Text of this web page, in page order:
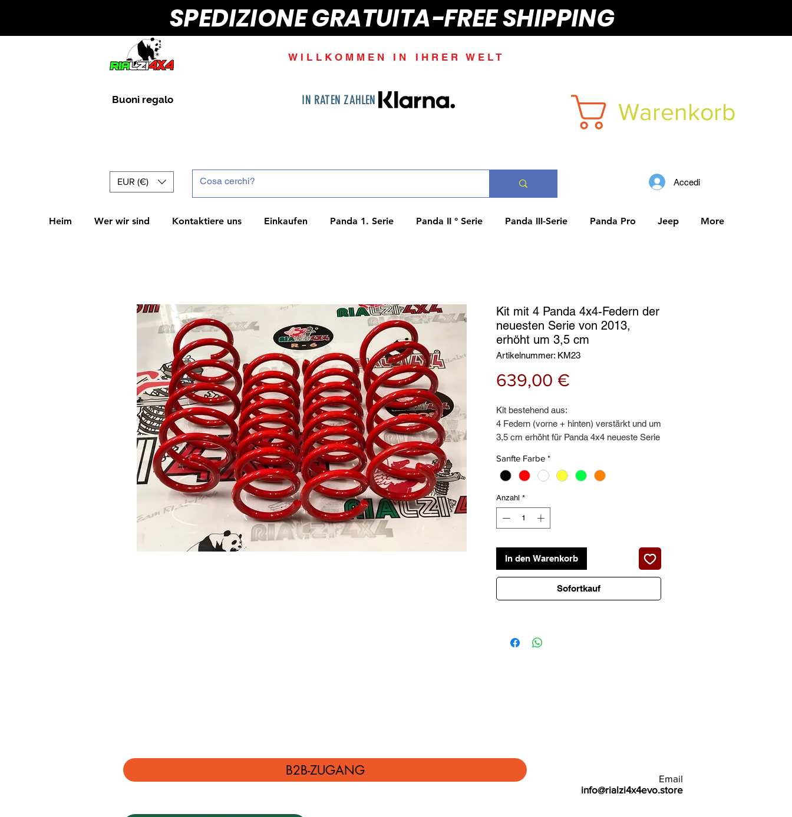
SPEDIZIONE GRATUITA-FREE SHIPPING
Buoni regalo
WILLKOMMEN IN IHRER WELT
IN RATEN ZAHLEN Warenkorb
EUR (€) Accedi
Heim Wer wir sind Kontaktiere uns Einkaufen Panda 1. Serie Panda II ° Serie Panda III-Serie Panda Pro Jeep More
Kit mit 4 Panda 4x4-Federn der
neuesten Serie von 2013,
erhöht um 3,5 cm
Artikelnummer: KM23
639,00 €
Kit bestehend aus:
4 Federn (vorne + hinten) verstärkt und um
3,5 cm erhöht für Panda 4x4 neueste Serie
Lasten verwenden
Lebenslange Garantie
Sanfte Farbe *
Anzahl *
In den Warenkorb
Sofortkauf
B2B-ZUGANG
Email
info@rialzi4x4evo.store